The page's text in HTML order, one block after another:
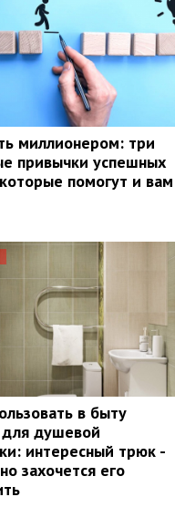
миллионером: три
привычки успешных
помогут и вам
в быту
душевой
интересный трюк -
захочется его